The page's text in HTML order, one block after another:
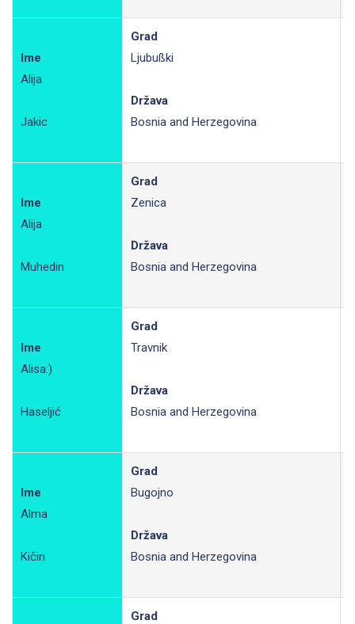
Ime
Alija
Jakic
Grad
Ljubußki
Država
Bosnia and Herzegovina
Ime
Alija
Muhedin
Grad
Zenica
Država
Bosnia and Herzegovina
Ime
Alisa:)
Haseljić
Grad
Travnik
Država
Bosnia and Herzegovina
Ime
Alma
Kičin
Grad
Bugojno
Država
Bosnia and Herzegovina
Grad